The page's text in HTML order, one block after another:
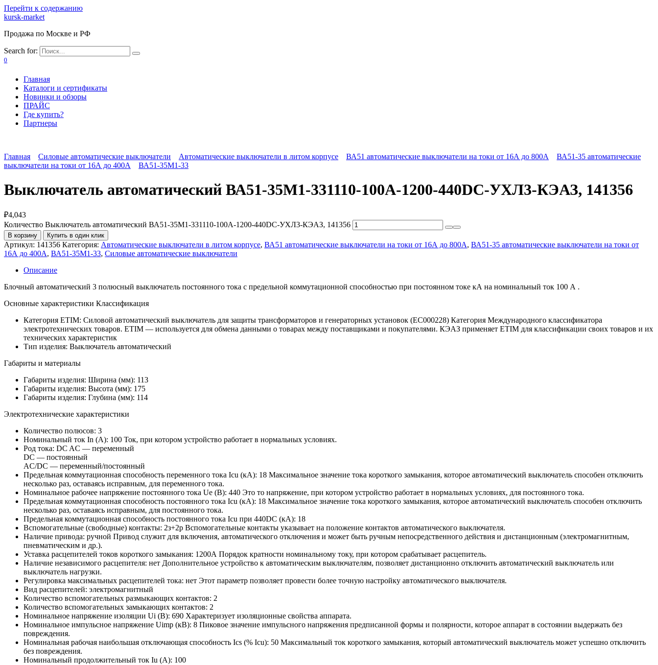
Перейти к содержанию
kursk-market
Продажа по Москве и РФ
Search for:
0
Главная
Каталоги и сертификаты
Новинки и обзоры
ПРАЙС
Где купить?
Партнеры
Главная Силовые автоматические выключатели Автоматические выключатели в литом корпусе ВА51 автоматические выключатели на токи от 16А до 800А
ВА51-35 автоматические
выключатели на токи от 16А до 400А
ВА51-35М1-33
Выключатель автоматический ВА51-35М1-331110-100А-1200-440DC-УХЛ3-КЭАЗ, 141356
₽4,043
Количество Выключатель автоматический ВА51-35М1-331110-100А-1200-440DC-УХЛ3-КЭАЗ, 141356
В корзину Купить в один клик
Артикул: 141356 Категория: Автоматические выключатели в литом корпусе, ВА51 автоматические выключатели на токи от 16А до 800А, ВА51-35 автоматические выключатели на токи от
16А до 400А, ВА51-35М1-33, Силовые автоматические выключатели
Описание
Блочный автоматический 3 полюсный выключатель постоянного тока с предельной коммутационной способностью при постоянном токе кА на номинальный ток 100 А .
Основные характеристики Классификация
Категория ETIM: Силовой автоматический выключатель для защиты трансформаторов и генераторных установок (EC000228) Категория Международного классификатора
электротехнических товаров. ETIM — используется для обмена данными о товарах между поставщиками и покупателями. КЭАЗ применяет ETIM для классификации своих товаров и их
технических характеристик
Тип изделия: Выключатель автоматический
Габариты и материалы
Габариты изделия: Ширина (мм): 113
Габариты изделия: Высота (мм): 175
Габариты изделия: Глубина (мм): 114
Электротехнические характеристики
Количество полюсов: 3
Номинальный ток In (А): 100 Ток, при котором устройство работает в нормальных условиях.
Род тока: DC AC — переменный
DC — постоянный
AC/DC — переменный/постоянный
Предельная коммутационная способность переменного тока Icu (кА): 18 Максимальное значение тока короткого замыкания, которое автоматический выключатель способен отключить
несколько раз, оставаясь исправным, для переменного тока.
Номинальное рабочее напряжение постоянного тока Ue (В): 440 Это то напряжение, при котором устройство работает в нормальных условиях, для постоянного тока.
Предельная коммутационная способность постоянного тока Icu (кА): 18 Максимальное значение тока короткого замыкания, которое автоматический выключатель способен отключить
несколько раз, оставаясь исправным, для постоянного тока.
Предельная коммутационная способность постоянного тока Icu при 440DС (кА): 18
Вспомогательные (свободные) контакты: 2з+2р Вспомогательные контакты указывает на положение контактов автоматического выключателя.
Наличие привода: ручной Привод служит для включения, автоматического отключения и может быть ручным непосредственного действия и дистанционным (электромагнитным,
пневматическим и др.).
Уставка расцепителей токов короткого замыкания: 1200А Порядок кратности номинальному току, при котором срабатывает расцепитель.
Наличие независимого расцепителя: нет Дополнительное устройство к автоматическим выключателям, позволяет дистанционно отключить автоматический выключатель или
выключатель нагрузки.
Регулировка максимальных расцепителей тока: нет Этот параметр позволяет провести более точную настройку автоматического выключателя.
Вид расцепителей: электромагнитный
Количество вспомогательных размыкающих контактов: 2
Количество вспомогательных замыкающих контактов: 2
Номинальное напряжение изоляции Ui (В): 690 Характеризует изоляционные свойства аппарата.
Номинальное импульсное напряжение Uimp (кВ): 8 Пиковое значение импульсного напряжения предписанной формы и полярности, которое аппарат в состоянии выдержать без
повреждения.
Номинальная рабочая наибольшая отключающая способность Ics (% Icu): 50 Максимальный ток короткого замыкания, который автоматический выключатель может успешно отключить
без повреждения.
Номинальный продолжительный ток Iu (А): 100